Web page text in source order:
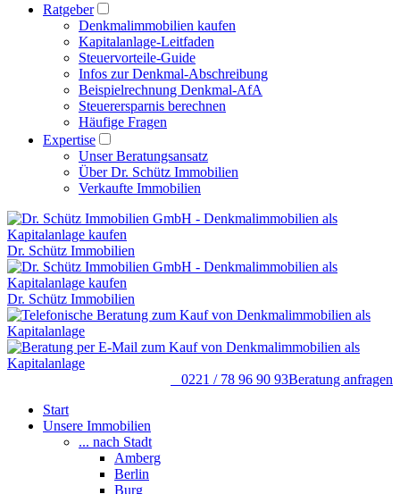
Ratgeber
Denkmalimmobilien kaufen
Kapitalanlage-Leitfaden
Steuervorteile-Guide
Infos zur Denkmal-Abschreibung
Beispielrechnung Denkmal-AfA
Steuerersparnis berechnen
Häufige Fragen
Expertise
Unser Beratungsansatz
Über Dr. Schütz Immobilien
Verkaufte Immobilien
Dr. Schütz Immobilien
Dr. Schütz Immobilien
0221 / 78 96 90 93Beratung anfragen
Start
Unsere Immobilien
... nach Stadt
Amberg
Berlin
Burg